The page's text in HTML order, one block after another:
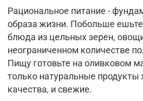
Рациональное питание -
образа жизни. Побольше ешьте
блюда из цельных зерен,
неограниченном количестве
Пищу готовьте на оливковом
только натуральные продукты
качества, и свежие.